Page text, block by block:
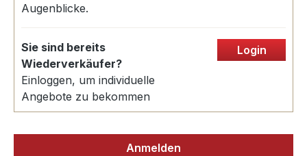
Augenblicke.
Sie sind bereits
Wiederverkäufer?
Einloggen, um individuelle
Angebote zu bekommen
Login
Anmelden